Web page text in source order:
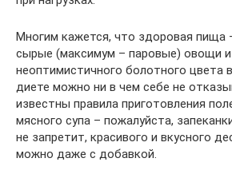
Многим кажется, что здоровая пища
сырые (максимум – паровые) овощи
неоптимистичного болотного цвета
диете можно ни в чем себе не
известны правила приготовления
мясного супа – пожалуйста,
не запретит, красивого и вкусного
можно даже с добавкой.